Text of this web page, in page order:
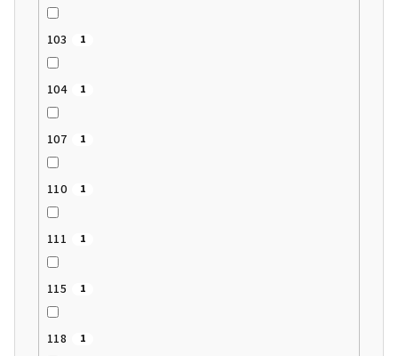
103 1
104 1
107 1
110 1
111 1
115 1
118 1